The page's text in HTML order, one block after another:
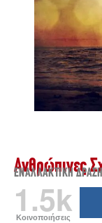
Ανθρώπινες
ΕΝΑΛΛΑΚΤΙΚΉ
1.5k
Κοινοποιήσεις